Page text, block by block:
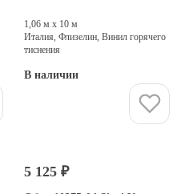
1,06 м х 10 м
Италия, Флизелин, Винил горячего
тиснения
В наличии
5 125 ₽